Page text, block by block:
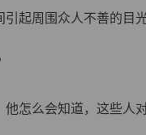
周围众人不善的目
么会知道，这些人